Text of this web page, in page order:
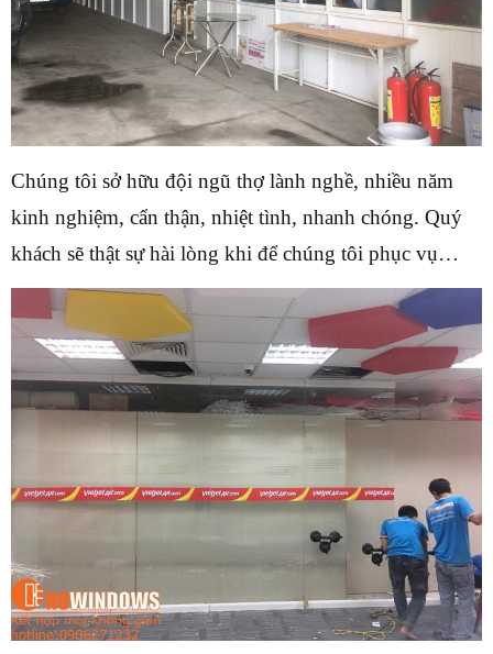
Chúng tôi sở hữu đội ngũ thợ lành nghề, nhiều năm
kinh nghiệm, cẩn thận, nhiệt tình, nhanh chóng. Quý
khách sẽ thật sự hài lòng khi để chúng tôi phục vụ…